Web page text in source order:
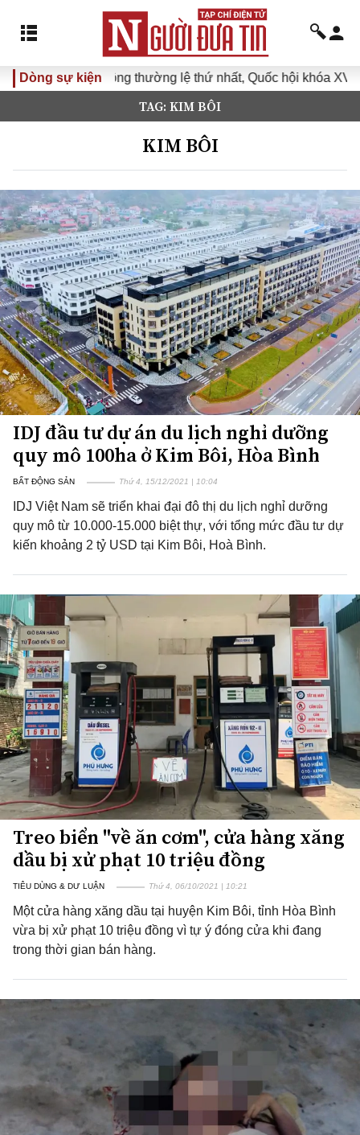
Dòng sự kiện
họp không thường lệ thứ nhất, Quốc hội khóa XVI Đưa
TAG: KIM BÔI
KIM BÔI
IDJ đầu tư dự án du lịch nghỉ dưỡng
quy mô 100ha ở Kim Bôi, Hòa Bình
BẤT ĐỘNG SẢN Thứ 4, 15/12/2021 | 10:04
IDJ Việt Nam sẽ triển khai đại đô thị du lịch nghỉ dưỡng
quy mô từ 10.000-15.000 biệt thự, với tổng mức đầu tư dự
kiến khoảng 2 tỷ USD tại Kim Bôi, Hoà Bình.
Treo biển "về ăn cơm", cửa hàng xăng
dầu bị xử phạt 10 triệu đồng
TIÊU DÙNG & DƯ LUẬN Thứ 4, 06/10/2021 | 10:21
Một cửa hàng xăng dầu tại huyện Kim Bôi, tỉnh Hòa Bình
vừa bị xử phạt 10 triệu đồng vì tự ý đóng cửa khi đang
trong thời gian bán hàng.